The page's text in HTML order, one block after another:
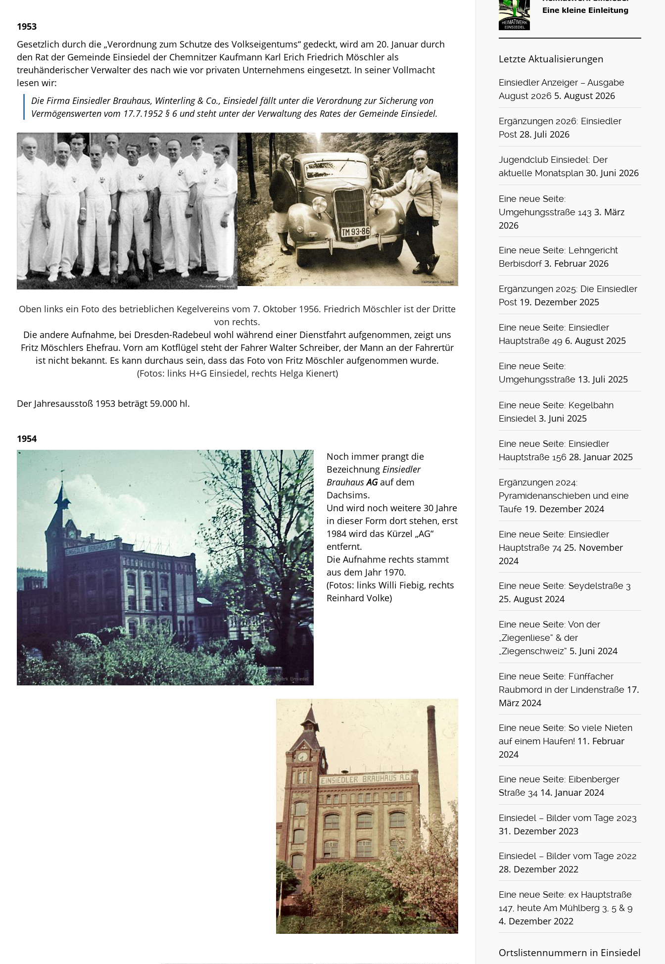
1953
Gesetzlich durch die „Verordnung zum Schutze des Volkseigentums“ gedeckt, wird am 20. Januar durch
den Rat der Gemeinde Einsiedel der Chemnitzer Kaufmann Karl Erich Friedrich Möschler als
treuhänderischer Verwalter des nach wie vor privaten Unternehmens eingesetzt. In seiner Vollmacht
lesen wir:
Die Firma Einsiedler Brauhaus, Winterling & Co., Einsiedel fällt unter die Verordnung zur Sicherung von
Vermögenswerten vom 17.7.1952 § 6 und steht unter der Verwaltung des Rates der Gemeinde Einsiedel.
Oben links ein Foto des betrieblichen Kegelvereins vom 7. Oktober 1956. Friedrich Möschler ist der Dritte
von rechts.
Die andere Aufnahme, bei Dresden-Radebeul wohl während einer Dienstfahrt aufgenommen, zeigt uns
Fritz Möschlers Ehefrau. Vorn am Kotflügel steht der Fahrer Walter Schreiber, der Mann an der Fahrertür
ist nicht bekannt. Es kann durchaus sein, dass das Foto von Fritz Möschler aufgenommen wurde.
(Fotos: links H+G Einsiedel, rechts Helga Kienert)
Der Jahresausstoß 1953 beträgt 59.000 hl.
1954
Noch immer prangt die
Bezeichnung Einsiedler
BrauhausAGauf dem
Dachsims.
Und wird noch weitere 30 Jahre
in dieser Form dort stehen, erst
1984 wird das Kürzel „AG“
entfernt.
Die Aufnahme rechts stammt
aus dem Jahr 1970.
(Fotos: links Willi Fiebig, rechts
Reinhard Volke)
Letzte Aktualisierungen
Einsiedler Anzeiger – Ausgabe
August 2026 5. August 2026
Ergänzungen 2026: Einsiedler
Post 28. Juli 2026
Jugendclub Einsiedel: Der
aktuelle Monatsplan 30. Juni 2026
Eine neue Seite:
Umgehungsstraße 143 3. März
2026
Eine neue Seite: Lehngericht
Berbisdorf 3. Februar 2026
Ergänzungen 2025: Die Einsiedler
Post 19. Dezember 2025
Eine neue Seite: Einsiedler
Hauptstraße 49 6. August 2025
Eine neue Seite:
Umgehungsstraße 13. Juli 2025
Eine neue Seite: Kegelbahn
Einsiedel 3. Juni 2025
Eine neue Seite: Einsiedler
Hauptstraße 156 28. Januar 2025
Ergänzungen 2024:
Pyramidenanschieben und eine
Taufe 19. Dezember 2024
Eine neue Seite: Einsiedler
Hauptstraße 74 25. November
2024
Eine neue Seite: Seydelstraße 3
25. August 2024
Eine neue Seite: Von der
„Ziegenliese“ & der
„Ziegenschweiz“ 5. Juni 2024
Eine neue Seite: Fünffacher
Raubmord in der Lindenstraße 17.
März 2024
Eine neue Seite: So viele Nieten
auf einem Haufen! 11. Februar
2024
Eine neue Seite: Eibenberger
Straße 34 14. Januar 2024
Einsiedel – Bilder vom Tage 2023
31. Dezember 2023
Einsiedel – Bilder vom Tage 2022
28. Dezember 2022
Eine neue Seite: ex Hauptstraße
147, heute Am Mühlberg 3, 5 & 9
4. Dezember 2022
Ortslistennummern in Einsiedel